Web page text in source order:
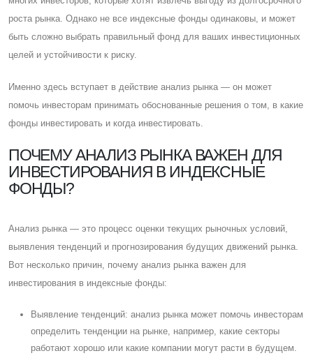
роста рынка. Однако не все индексные фонды одинаковы, и может
быть сложно выбрать правильный фонд для ваших инвестиционных
целей и устойчивости к риску.
Именно здесь вступает в действие анализ рынка — он может
помочь инвесторам принимать обоснованные решения о том, в какие
фонды инвестировать и когда инвестировать.
ПОЧЕМУ АНАЛИЗ РЫНКА ВАЖЕН ДЛЯ
ИНВЕСТИРОВАНИЯ В ИНДЕКСНЫЕ
ФОНДЫ?
Анализ рынка — это процесс оценки текущих рыночных условий,
выявления тенденций и прогнозирования будущих движений рынка.
Вот несколько причин, почему анализ рынка важен для
инвестирования в индексные фонды:
Выявление тенденций: анализ рынка может помочь инвесторам
определить тенденции на рынке, например, какие секторы
работают хорошо или какие компании могут расти в будущем.